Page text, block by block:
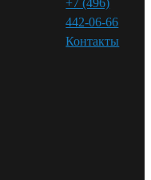
442-06-66
Контакты⁠